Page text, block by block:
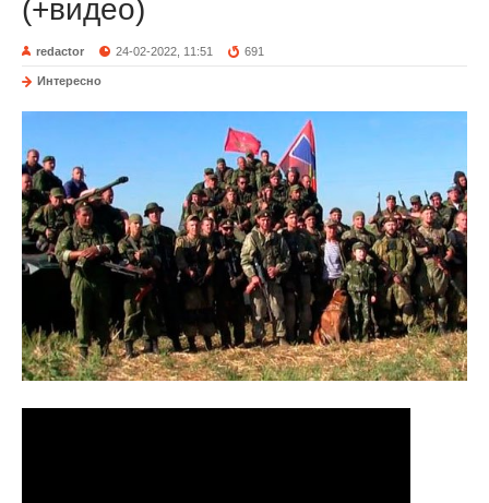
(+видео)
redactor 24-02-2022, 11:51 691
Интересно